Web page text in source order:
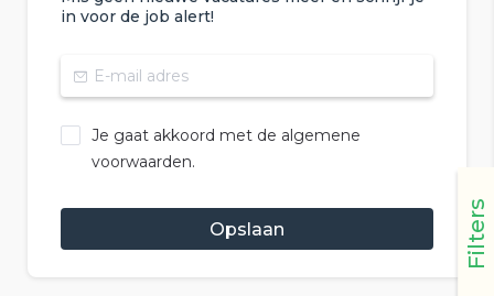
Filters
in voor de job alert!
Je gaat akkoord met de algemene
voorwaarden.
Opslaan